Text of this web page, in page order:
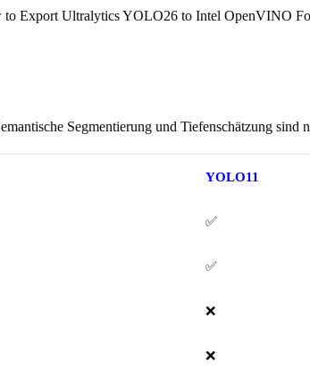
to Export Ultralytics YOLO26 to Intel OpenVINO
Segmentierung und Tiefenschätzung
YOLO11
✅
✅
❌
❌